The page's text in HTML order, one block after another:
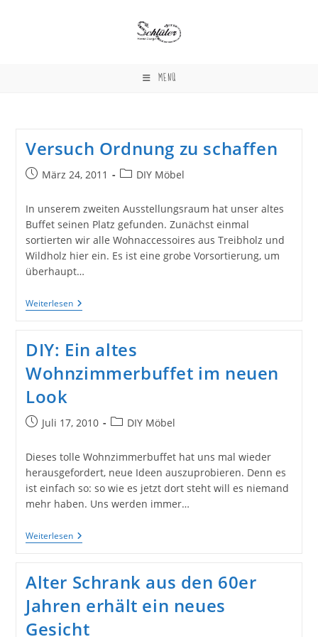
MENÜ
Versuch Ordnung zu schaffen
BeitragMärz 24, 2011
Beitrags-
DIY Möbel
In unserem zweiten Ausstellungsraum hat unser altes
Buffet seinen Platz gefunden. Zunächst einmal
sortierten wir alle Wohnaccessoires aus Treibholz und
Wildholz hier ein. Es ist eine grobe Vorsortierung, um
überhaupt…
WeiterlesenVersuch
Ordnung
DIY: Ein altes
Wohnzimmerbuffet im neuen
Look
BeitragJuli 17, 2010
Beitrags-
DIY Möbel
Dieses tolle Wohnzimmerbuffet hat uns mal wieder
herausgefordert, neue Ideen auszuprobieren. Denn es
ist einfach so: so wie es jetzt dort steht will es niemand
mehr haben. Uns werden immer…
WeiterlesenDIY:
Ein
Im
Neuen
Look
Alter Schrank aus den 60er
Jahren erhält ein neues
Gesicht